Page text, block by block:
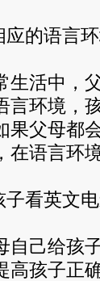
的语言
活中，父
言环境，
果父母都
在语言环
看英文电
己给孩子
高孩子正